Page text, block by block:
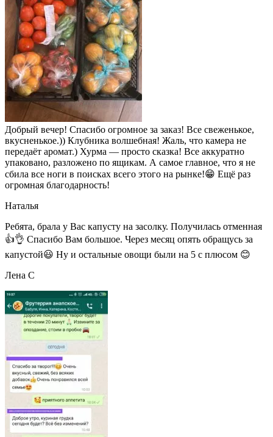
Добрый вечер! Спасибо огромное за заказ! Все свеженькое,
вкусненькое.)) Клубника волшебная! Жаль, что камера не
передаёт аромат.) Хурма — просто сказка! Все аккуратно
упаковано, разложено по ящикам. А самое главное, что я не
сбила все ноги в поисках всего этого на рынке!😁 Ещё раз
огромная благодарность!
Наталья
Ребята, брала у Вас капусту на засолку. Получилась отменная
👍👌 Спасибо Вам большое. Через месяц опять обращусь за
капустой😃 Ну и остальные овощи были на 5 с плюсом 😊
Лена С